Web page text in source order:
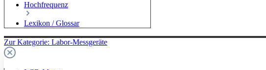
Hochfrequenz
Lexikon / Glossar
Zur Kategorie: Labor-Messgeräte